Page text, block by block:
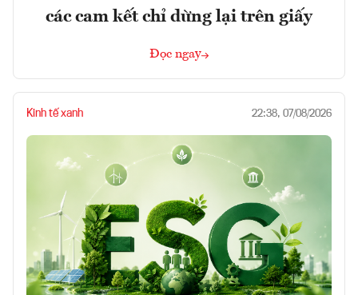
các cam kết chỉ dừng lại trên giấy
Đọc ngay
Kinh tế xanh 22:38, 07/08/2026